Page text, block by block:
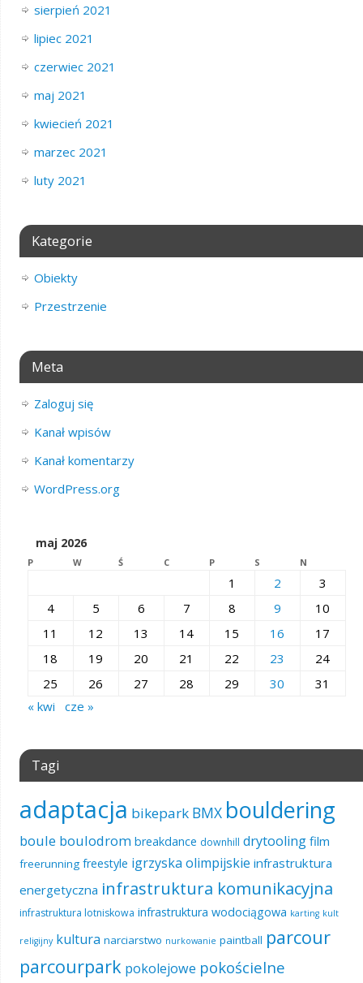
sierpień 2021
lipiec 2021
czerwiec 2021
maj 2021
kwiecień 2021
marzec 2021
luty 2021
Kategorie
Obiekty
Przestrzenie
Meta
Zaloguj się
Kanał wpisów
Kanał komentarzy
WordPress.org
maj 2026
P W Ś C P S N
1 2
3
4
5 6 7 8 9
10
11
12 13 14 15 16
17
18
19 20 21 22 23
24
25
26 27 28 29 30
31
« kwi
cze »
Tagi
adaptacja bikepark BMX bouldering
boule boulodrom breakdance downhill drytooling film
freerunning freestyle igrzyska olimpijskie infrastruktura
energetyczna infrastruktura komunikacyjna
infrastruktura lotniskowa infrastruktura wodociągowa karting kult
religijny kultura narciarstwo nurkowanie paintball parcour
parcourpark pokolejowe pokościelne